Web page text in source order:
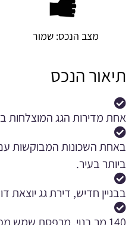
מצב הנכס: שמור
תיאור הנכס
אחת מדירות הגג המוצלחות
באחת השכונות המבוקשות
ביותר בעיר.
בבניין חדיש, דירת גג יוצאת